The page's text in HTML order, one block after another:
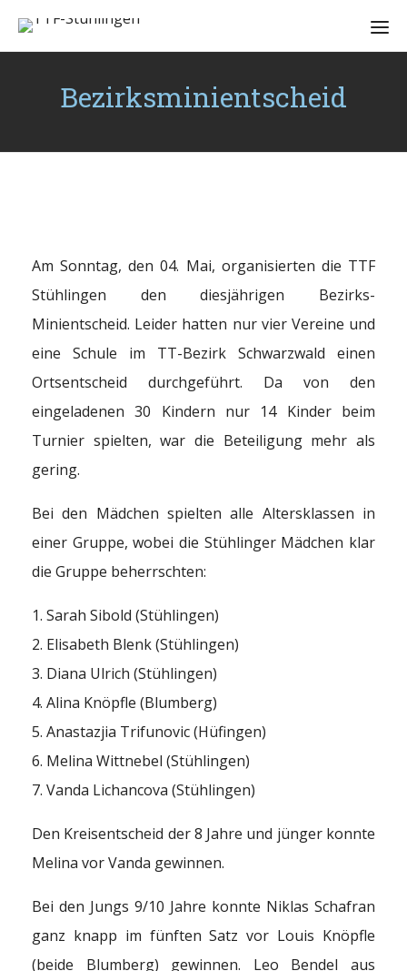
Bezirksminientscheid
Am Sonntag, den 04. Mai, organisierten die TTF
Stühlingen den diesjährigen Bezirks-
Minientscheid. Leider hatten nur vier Vereine und
eine Schule im TT-Bezirk Schwarzwald einen
Ortsentscheid durchgeführt. Da von den
eingeladenen 30 Kindern nur 14 Kinder beim
Turnier spielten, war die Beteiligung mehr als
gering.
Bei den Mädchen spielten alle Altersklassen in
einer Gruppe, wobei die Stühlinger Mädchen klar
die Gruppe beherrschten:
1. Sarah Sibold (Stühlingen)
2. Elisabeth Blenk (Stühlingen)
3. Diana Ulrich (Stühlingen)
4. Alina Knöpfle (Blumberg)
5. Anastazjia Trifunovic (Hüfingen)
6. Melina Wittnebel (Stühlingen)
7. Vanda Lichancova (Stühlingen)
Den Kreisentscheid der 8 Jahre und jünger konnte
Melina vor Vanda gewinnen.
Bei den Jungs 9/10 Jahre konnte Niklas Schafran
ganz knapp im fünften Satz vor Louis Knöpfle
(beide Blumberg) gewinnen. Leo Bendel aus